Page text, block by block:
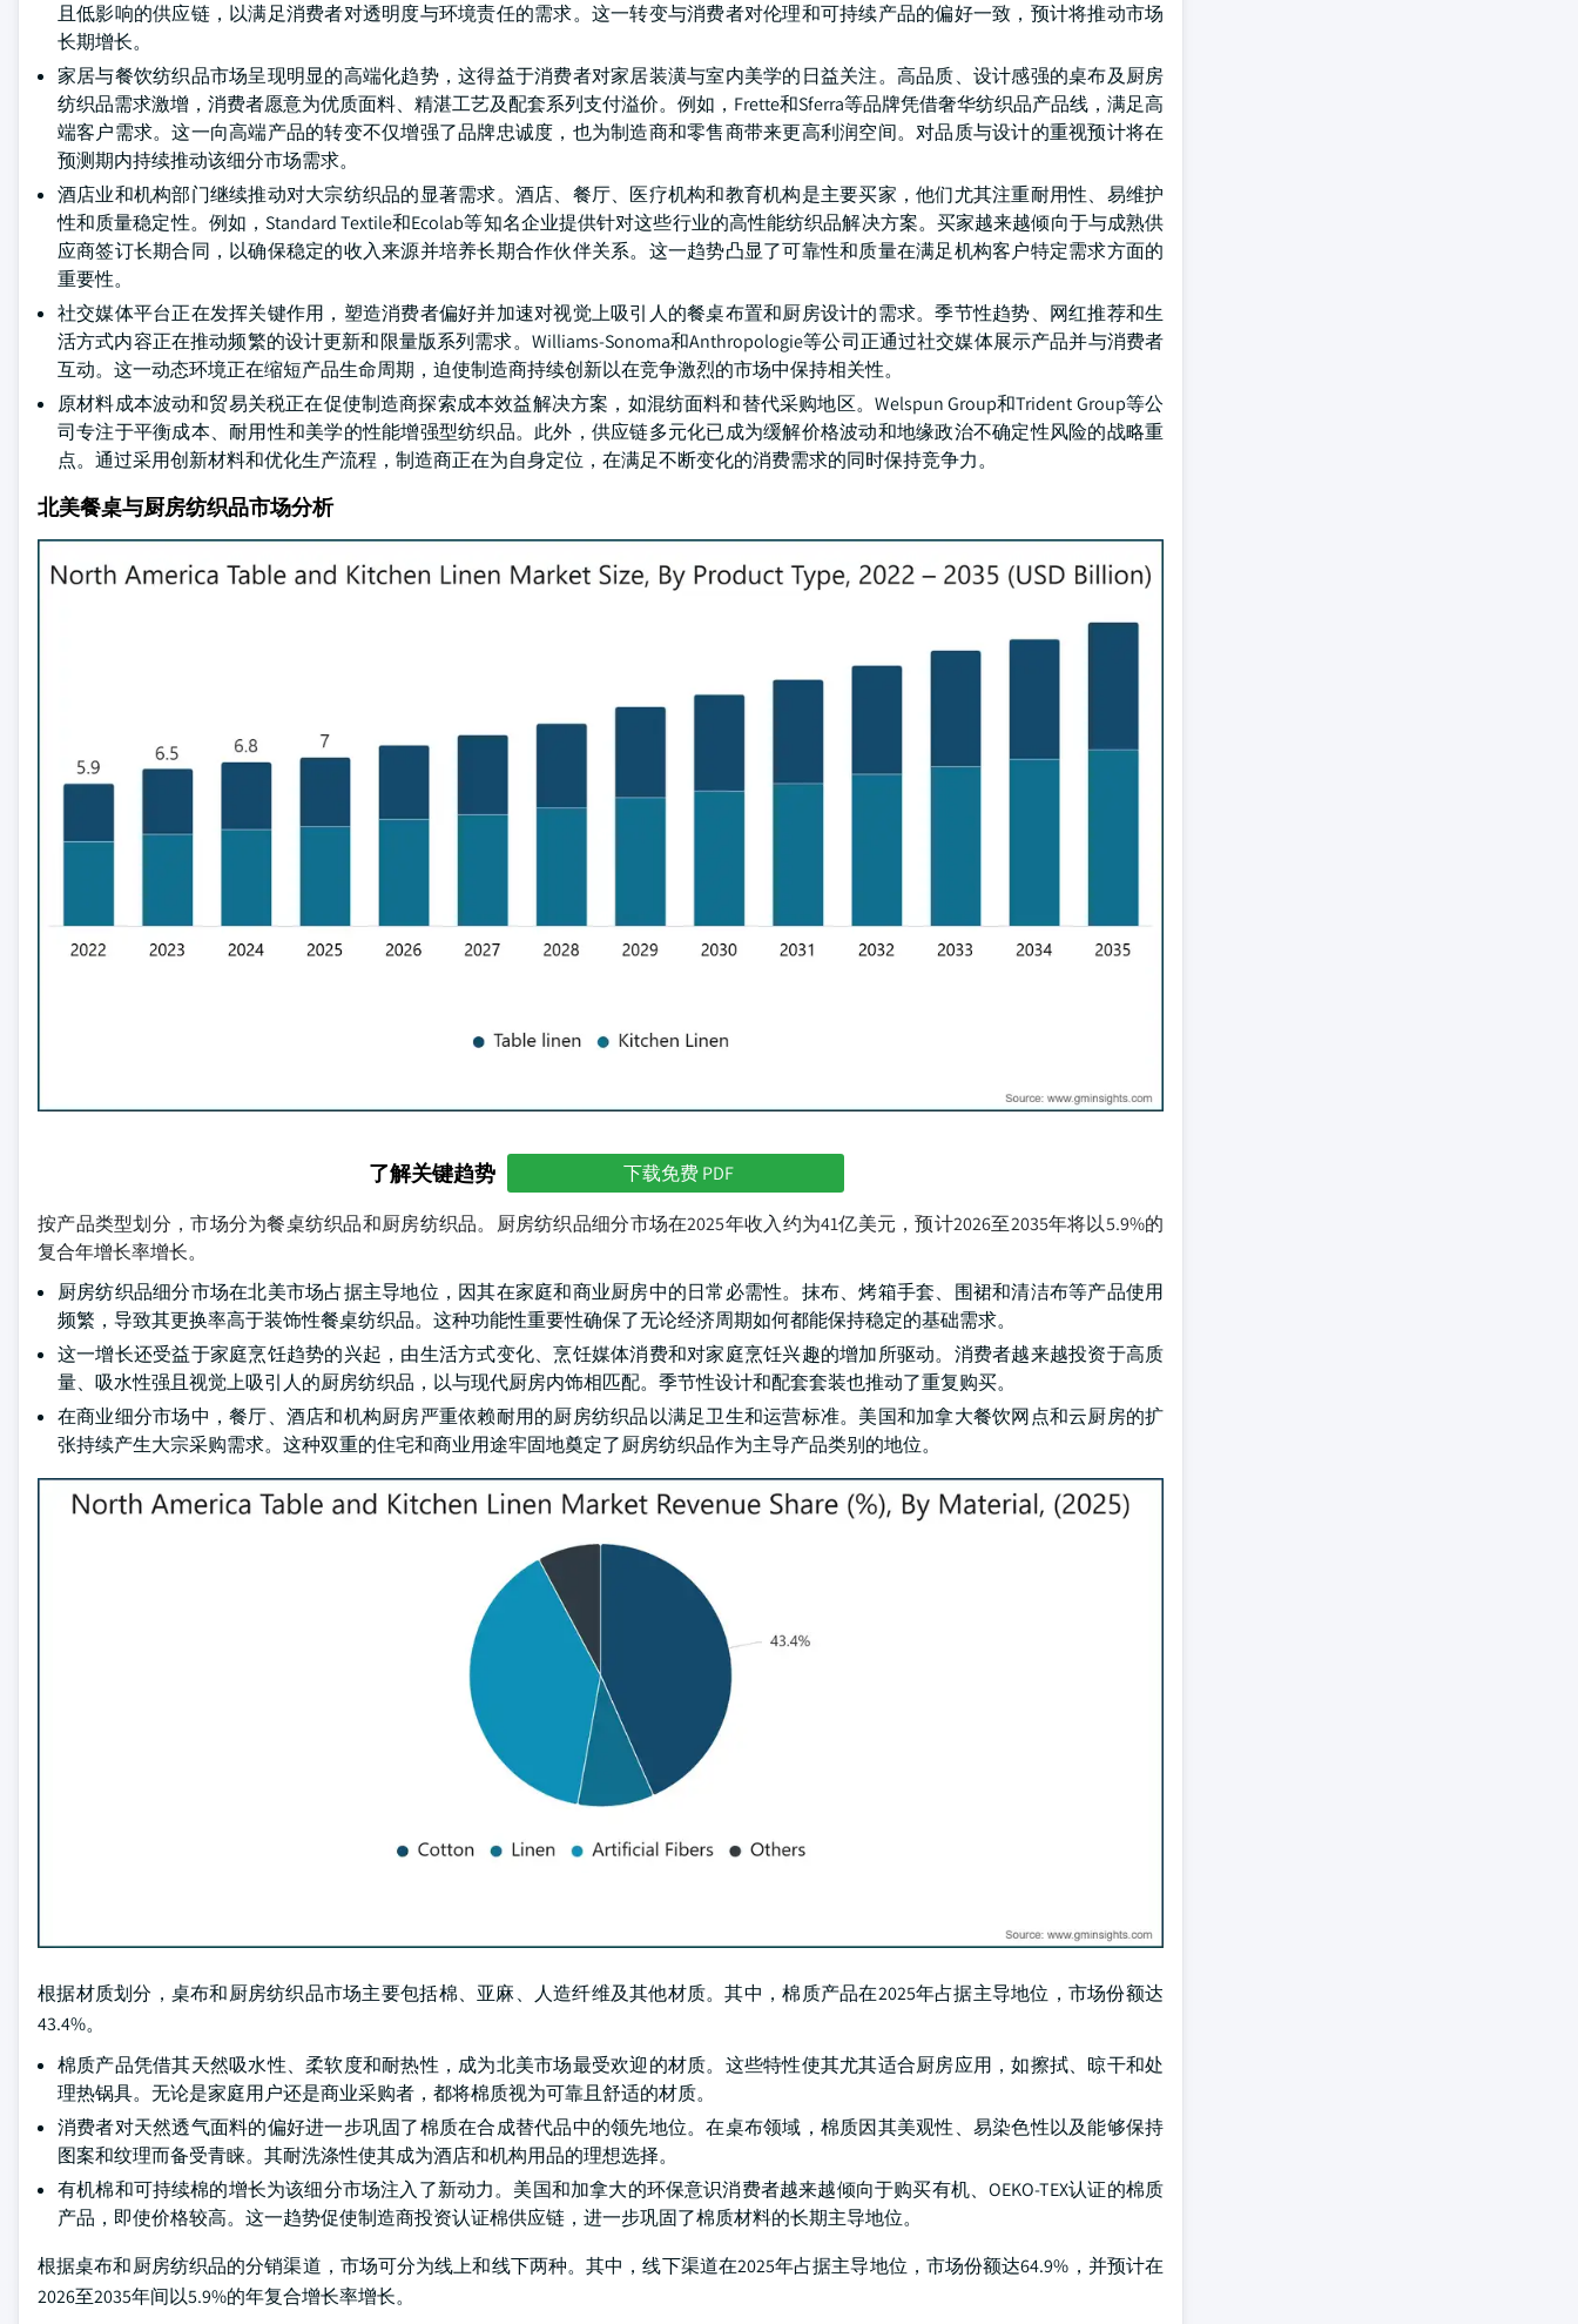
且低影响的供应链，以满足消费者对透明度与环境责任的需求。这一转变与消费者对伦理和可持续产品的偏好一致，预计将推动市场
长期增长。
家居与餐饮纺织品市场呈现明显的高端化趋势，这得益于消费者对家居装潢与室内美学的日益关注。高品质、设计感强的桌布及厨房
纺织品需求激增，消费者愿意为优质面料、精湛工艺及配套系列支付溢价。例如，Frette和Sferra等品牌凭借奢华纺织品产品线，满足高
端客户需求。这一向高端产品的转变不仅增强了品牌忠诚度，也为制造商和零售商带来更高利润空间。对品质与设计的重视预计将在
预测期内持续推动该细分市场需求。
酒店业和机构部门继续推动对大宗纺织品的显著需求。酒店、餐厅、医疗机构和教育机构是主要买家，他们尤其注重耐用性、易维护
性和质量稳定性。例如，Standard Textile和Ecolab等知名企业提供针对这些行业的高性能纺织品解决方案。买家越来越倾向于与成熟供
应商签订长期合同，以确保稳定的收入来源并培养长期合作伙伴关系。这一趋势凸显了可靠性和质量在满足机构客户特定需求方面的
重要性。
社交媒体平台正在发挥关键作用，塑造消费者偏好并加速对视觉上吸引人的餐桌布置和厨房设计的需求。季节性趋势、网红推荐和生
活方式内容正在推动频繁的设计更新和限量版系列需求。Williams-Sonoma和Anthropologie等公司正通过社交媒体展示产品并与消费者
互动。这一动态环境正在缩短产品生命周期，迫使制造商持续创新以在竞争激烈的市场中保持相关性。
原材料成本波动和贸易关税正在促使制造商探索成本效益解决方案，如混纺面料和替代采购地区。Welspun Group和Trident Group等公
司专注于平衡成本、耐用性和美学的性能增强型纺织品。此外，供应链多元化已成为缓解价格波动和地缘政治不确定性风险的战略重
点。通过采用创新材料和优化生产流程，制造商正在为自身定位，在满足不断变化的消费需求的同时保持竞争力。
北美餐桌与厨房纺织品市场分析
了解关键趋势 下载免费 PDF
按产品类型划分，市场分为餐桌纺织品和厨房纺织品。厨房纺织品细分市场在2025年收入约为41亿美元，预计2026至2035年将以5.9%的
复合年增长率增长。
厨房纺织品细分市场在北美市场占据主导地位，因其在家庭和商业厨房中的日常必需性。抹布、烤箱手套、围裙和清洁布等产品使用
频繁，导致其更换率高于装饰性餐桌纺织品。这种功能性重要性确保了无论经济周期如何都能保持稳定的基础需求。
这一增长还受益于家庭烹饪趋势的兴起，由生活方式变化、烹饪媒体消费和对家庭烹饪兴趣的增加所驱动。消费者越来越投资于高质
量、吸水性强且视觉上吸引人的厨房纺织品，以与现代厨房内饰相匹配。季节性设计和配套套装也推动了重复购买。
在商业细分市场中，餐厅、酒店和机构厨房严重依赖耐用的厨房纺织品以满足卫生和运营标准。美国和加拿大餐饮网点和云厨房的扩
张持续产生大宗采购需求。这种双重的住宅和商业用途牢固地奠定了厨房纺织品作为主导产品类别的地位。
根据材质划分，桌布和厨房纺织品市场主要包括棉、亚麻、人造纤维及其他材质。其中，棉质产品在2025年占据主导地位，市场份额达
43.4%。
棉质产品凭借其天然吸水性、柔软度和耐热性，成为北美市场最受欢迎的材质。这些特性使其尤其适合厨房应用，如擦拭、晾干和处
理热锅具。无论是家庭用户还是商业采购者，都将棉质视为可靠且舒适的材质。
消费者对天然透气面料的偏好进一步巩固了棉质在合成替代品中的领先地位。在桌布领域，棉质因其美观性、易染色性以及能够保持
图案和纹理而备受青睐。其耐洗涤性使其成为酒店和机构用品的理想选择。
有机棉和可持续棉的增长为该细分市场注入了新动力。美国和加拿大的环保意识消费者越来越倾向于购买有机、OEKO-TEX认证的棉质
产品，即使价格较高。这一趋势促使制造商投资认证棉供应链，进一步巩固了棉质材料的长期主导地位。
根据桌布和厨房纺织品的分销渠道，市场可分为线上和线下两种。其中，线下渠道在2025年占据主导地位，市场份额达64.9%，并预计在
2026至2035年间以5.9%的年复合增长率增长。